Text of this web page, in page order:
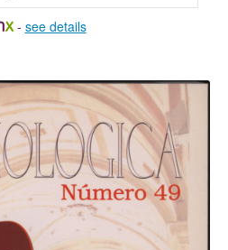
- see details